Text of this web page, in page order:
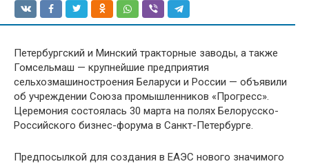
Петербургский и Минский тракторные заводы, а также
Гомсельмаш — крупнейшие предприятия
сельхозмашиностроения Беларуси и России — объявили
об учреждении Союза промышленников «Прогресс».
Церемония состоялась 30 марта на полях Белорусско-
Российского бизнес-форума в Санкт-Петербурге.
Предпосылкой для создания в ЕАЭС нового значимого